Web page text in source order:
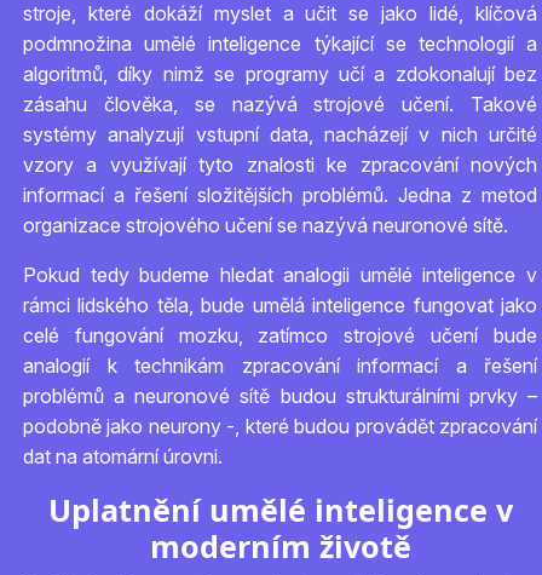
stroje, které dokáží myslet a učit se jako lidé, klíčová
podmnožina umělé inteligence týkající se technologií a
algoritmů, díky nimž se programy učí a zdokonalují bez
zásahu člověka, se nazývá strojové učení. Takové
systémy analyzují vstupní data, nacházejí v nich určité
vzory a využívají tyto znalosti ke zpracování nových
informací a řešení složitějších problémů. Jedna z metod
organizace strojového učení se nazývá neuronové sítě.
Pokud tedy budeme hledat analogii umělé inteligence v
rámci lidského těla, bude umělá inteligence fungovat jako
celé fungování mozku, zatímco strojové učení bude
analogií k technikám zpracování informací a řešení
problémů a neuronové sítě budou strukturálními prvky –
podobně jako neurony -, které budou provádět zpracování
dat na atomární úrovni.
Uplatnění umělé inteligence v
moderním životě